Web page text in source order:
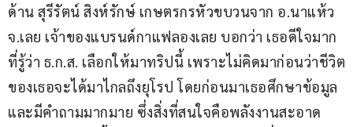
ด้าน สุรีรัตน์ สิงห์รักษ์ เกษตรกรหัวขบวนจาก อ.นาแห้ว
จ.เลย เจ้าของแบรนด์กาแฟลองเลย บอกว่า เธอดีใจมาก
ที่รู้ว่า ธ.ก.ส. เลือกให้มาทริปนี้ เพราะไม่คิดมาก่อนว่าชีวิต
ของเธอจะได้มาไกลถึงยุโรป โดยก่อนมาเธอศึกษาข้อมูล
และมีคำถามมากมาย ซึ่งสิ่งที่สนใจคือพลังงานสะอาด